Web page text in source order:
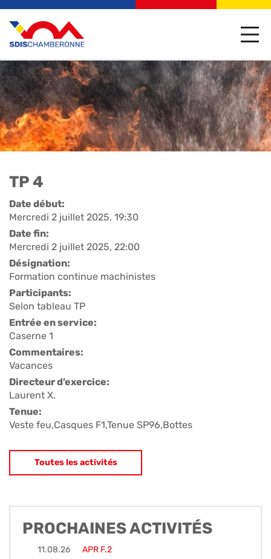
TP 4
Date début:
Mercredi 2 juillet 2025, 19:30
Date fin:
Mercredi 2 juillet 2025, 22:00
Désignation:
Formation continue machinistes
Participants:
Selon tableau TP
Entrée en service:
Caserne 1
Commentaires:
Vacances
Directeur d’exercice:
Laurent X.
Tenue:
Veste feu,Casques F1,Tenue SP96,Bottes
Toutes les activités
PROCHAINES ACTIVITÉS
11.08.26
APR F.2